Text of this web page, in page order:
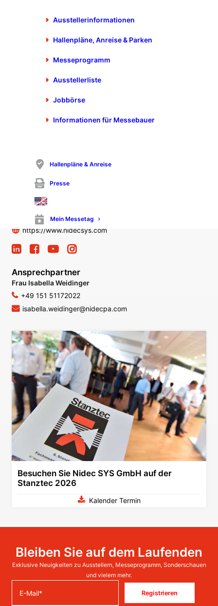
Ausstellerinformationen
Hallenpläne, Anreise & Parken
Messeprogramm
Ausstellerliste
Jobbörse
Informationen für Messebauer
Hallenpläne & Anreise
Presse
Mein Messetag
oder nachgerüstet werden.
Mit seiner kompakten 4 Achs Steuerung kombiniert der PCS
eignet sich damit ideal für moderne, platzsparende
schnelle Installation, während die Industrie 4.0 Fähigkeit mit
OPC UA eine nahtlose Einbindung in vernetzte
Bedienfreundlichkeit setzt Nidec SYS auf die bewährte HMI
Benutzerverwaltung, umfangreicher Diagnosefunktionen und
Josef-Buchinger-Str. 8
94481 Grafenau
+49 8552 96390
+49 8552 9639-40
info@nidecsys.com
https://www.nidecsys.com
Ansprechpartner
Frau Isabella Weidinger
+49 151 51172022
isabella.weidinger@nidecpa.com
Besuchen Sie Nidec SYS GmbH auf der
Stanztec 2026
Kalender Termin
Bleiben Sie auf dem Laufenden
Exklusive Neuigkeiten zu Ausstellern, Messeprogramm, Sonderschauen
und vielem mehr.
Registrieren